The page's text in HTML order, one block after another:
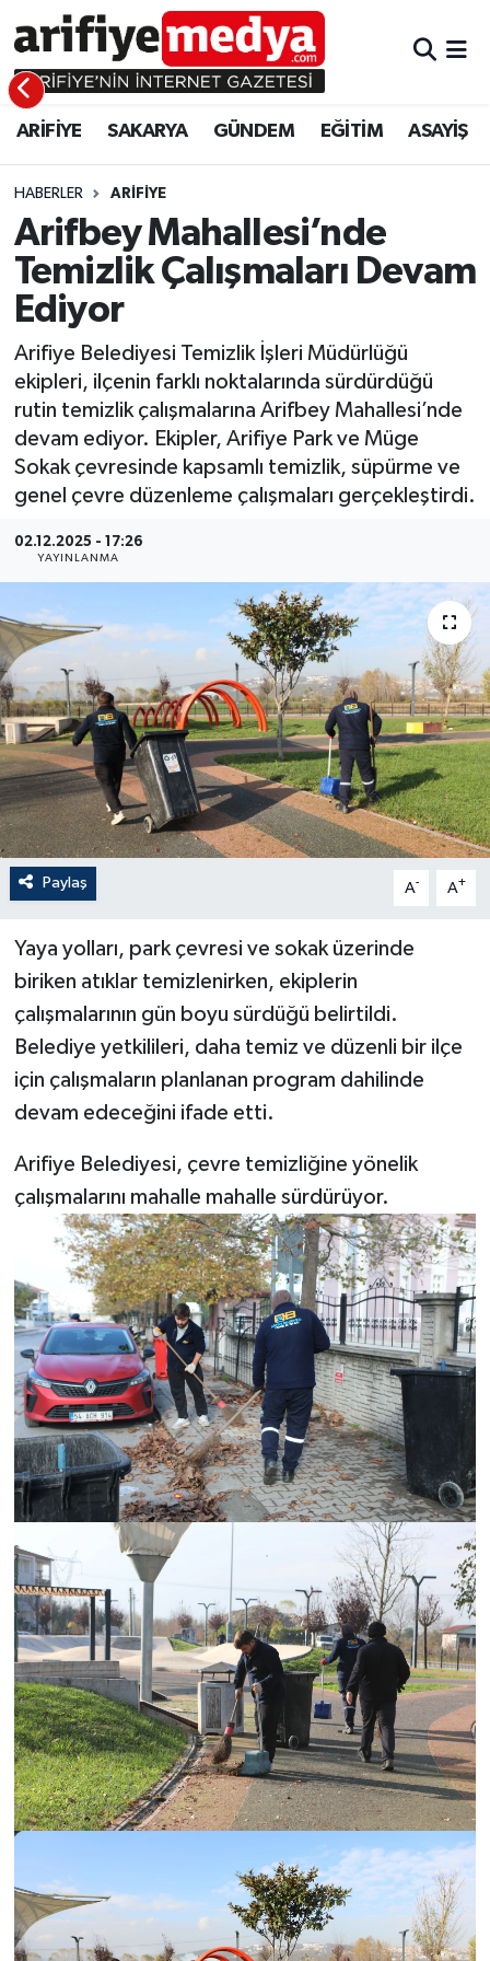
ARİFİYE SAKARYA GÜNDEM EĞİTİM ASAYİŞ
HABERLER ARİFİYE
Arifbey Mahallesi’nde
Temizlik Çalışmaları Devam
Ediyor
Arifiye Belediyesi Temizlik İşleri Müdürlüğü
ekipleri, ilçenin farklı noktalarında sürdürdüğü
rutin temizlik çalışmalarına Arifbey Mahallesi’nde
devam ediyor. Ekipler, Arifiye Park ve Müge
Sokak çevresinde kapsamlı temizlik, süpürme ve
genel çevre düzenleme çalışmaları gerçekleştirdi.
02.12.2025 - 17:26
YAYINLANMA
Paylaş A- A+
Yaya yolları, park çevresi ve sokak üzerinde
biriken atıklar temizlenirken, ekiplerin
çalışmalarının gün boyu sürdüğü belirtildi.
Belediye yetkilileri, daha temiz ve düzenli bir ilçe
için çalışmaların planlanan program dahilinde
devam edeceğini ifade etti.
Arifiye Belediyesi, çevre temizliğine yönelik
çalışmalarını mahalle mahalle sürdürüyor.
ARİFİYE
SAKARYA
GÜNDEM
EĞİTİM
ASAYİŞ
EKONOMİ
ARİFİYE
GÜNDEM
EĞİTİM
EKONOMİ
ASAYİŞ
Sakarya Hava Durumu
Sakarya Namaz Vakitleri
Sakarya Trafik Yoğunluk Haritası
Süper Lig Puan Durumu ve Fikstür
Tüm Manşetler
Son Dakika Haberleri
Haber Arşivi